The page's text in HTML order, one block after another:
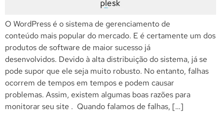
O WordPress é o sistema de gerenciamento de
conteúdo mais popular do mercado. E é certamente um dos
produtos de software de maior sucesso já
desenvolvidos. Devido à alta distribuição do sistema, já se
pode supor que ele seja muito robusto. No entanto, falhas
ocorrem de tempos em tempos e podem causar
problemas. Assim, existem algumas boas razões para
monitorar seu site . Quando falamos de falhas, […]